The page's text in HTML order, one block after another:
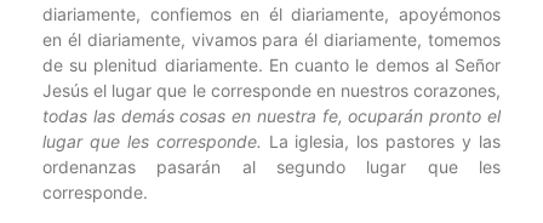
diariamente, confiemos en él diariamente, apoyémonos
en él diariamente, vivamos para él diariamente, tomemos
de su plenitud diariamente. En cuanto le demos al Señor
Jesús el lugar que le corresponde en nuestros corazones,
todas las demás cosas en nuestra fe, ocuparán pronto el
lugar que les corresponde. La iglesia, los pastores y las
ordenanzas pasarán al segundo lugar que les
corresponde.